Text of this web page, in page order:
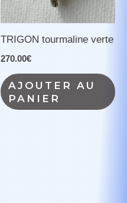
TRIGON tourmaline verte
270.00€
AJOUTER AU
PANIER